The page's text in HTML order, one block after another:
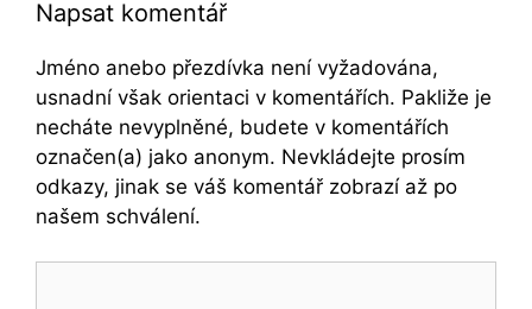
Napsat komentář
Jméno anebo přezdívka není vyžadována,
usnadní však orientaci v komentářích. Pakliže je
necháte nevyplněné, budete v komentářích
označen(a) jako anonym. Nevkládejte prosím
odkazy, jinak se váš komentář zobrazí až po
našem schválení.